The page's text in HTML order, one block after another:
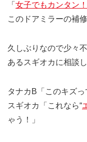
「 女子でもカンタン
このドアミラーの補
久しぶりなので少々
あるスギオカに相談
タナカB「このキズ
スギオカ「これなら“
ゃう！」